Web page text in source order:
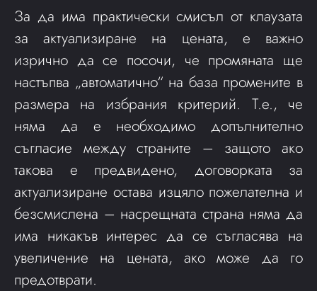
За да има практически смисъл от клаузата
за актуализиране на цената, е важно
изрично да се посочи, че промяната ще
настъпва „автоматично“ на база промените в
размера на избрания критерий. Т.е., че
няма да е необходимо допълнително
съгласие между страните – защото ако
такова е предвидено, договорката за
актуализиране остава изцяло пожелателна и
безсмислена – насрещната страна няма да
има никакъв интерес да се съгласява на
увеличение на цената, ако може да го
предотврати.